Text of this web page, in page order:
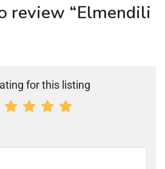
review “Elmendili
for this listing